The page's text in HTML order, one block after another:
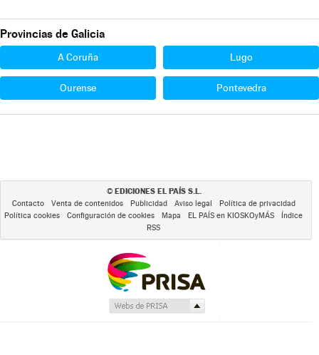
Provincias de Galicia
A Coruña Lugo
Ourense Pontevedra
© EDICIONES EL PAÍS S.L.
Contacto Venta de contenidos Publicidad Aviso legal
Política de privacidad
Política cookies
Configuración de cookies Mapa EL PAÍS en KIOSKOyMÁS
Índice
RSS